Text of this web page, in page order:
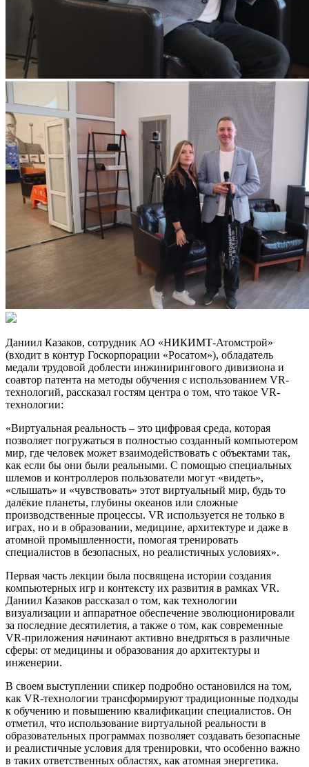
Даниил Казаков, сотрудник АО «НИКИМТ-Атомстрой»
(входит в контур Госкорпорации «Росатом»), обладатель
медали трудовой доблести инжинирингового дивизиона и
соавтор патента на методы обучения с использованием VR-
технологий, рассказал гостям центра о том, что такое VR-
технологии:
«Виртуальная реальность – это цифровая среда, которая
позволяет погружаться в полностью созданный компьютером
мир, где человек может взаимодействовать с объектами так,
как если бы они были реальными. С помощью специальных
шлемов и контроллеров пользователи могут «видеть»,
«слышать» и «чувствовать» этот виртуальный мир, будь то
далёкие планеты, глубины океанов или сложные
производственные процессы. VR используется не только в
играх, но и в образовании, медицине, архитектуре и даже в
атомной промышленности, помогая тренировать
специалистов в безопасных, но реалистичных условиях».
Первая часть лекции была посвящена истории создания
компьютерных игр и контексту их развития в рамках VR.
Даниил Казаков рассказал о том, как технологии
визуализации и аппаратное обеспечение эволюционировали
за последние десятилетия, а также о том, как современные
VR-приложения начинают активно внедряться в различные
сферы: от медицины и образования до архитектуры и
инженерии.
В своем выступлении спикер подробно остановился на том,
как VR-технологии трансформируют традиционные подходы
к обучению и повышению квалификации специалистов. Он
отметил, что использование виртуальной реальности в
образовательных программах позволяет создавать безопасные
и реалистичные условия для тренировки, что особенно важно
в таких ответственных областях, как атомная энергетика.